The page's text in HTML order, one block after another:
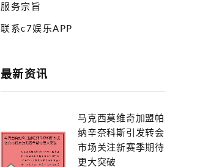
服务宗旨
联系c7娱乐APP
最新资讯
马克西莫维奇加盟帕
纳辛奈科斯引发转会
市场关注新赛季期待
更大突破